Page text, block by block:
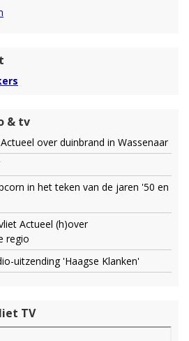
& tv
over duinbrand in Wassenaar
in het teken van de jaren '50 en
Actueel (h)over
regio
uitzending 'Haagse Klanken'
TV